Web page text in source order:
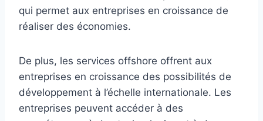
qui permet aux entreprises en croissance de
réaliser des économies.
De plus, les services offshore offrent aux
entreprises en croissance des possibilités de
développement à l’échelle internationale. Les
entreprises peuvent accéder à des